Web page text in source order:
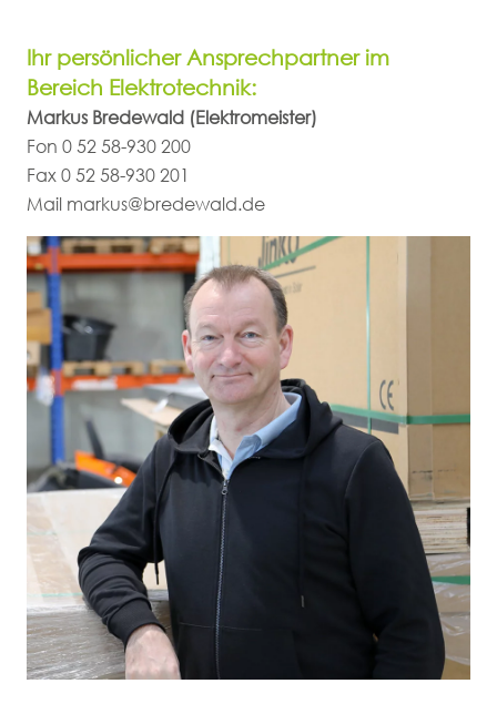
Ihr persönlicher Ansprechpartner im
Bereich Elektrotechnik:
Markus Bredewald (Elektromeister)
Fon 0 52 58-930 200
Fax 0 52 58-930 201
Mail markus@bredewald.de